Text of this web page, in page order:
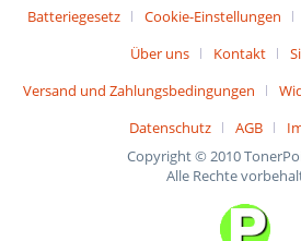
Batteriegesetz Cookie-Einstellungen
Über uns
Kontakt
Versand und Zahlungsbedingungen
Datenschutz
AGB
Copyright © 2010
Alle Rechte